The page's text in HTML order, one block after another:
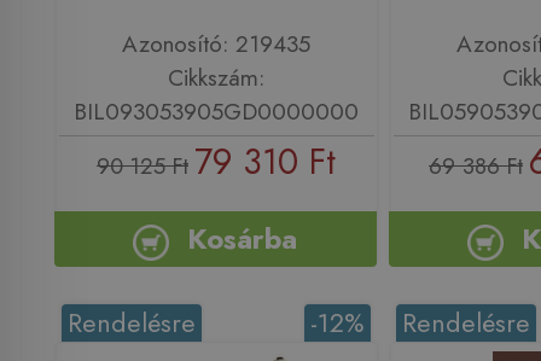
Azonosító: 219435
Cikkszám:
BIL093053905GD0000000
90 125 Ft 79 310 Ft
Kosárba
69 386 Ft
-12%
Rendelésre Rendelésre